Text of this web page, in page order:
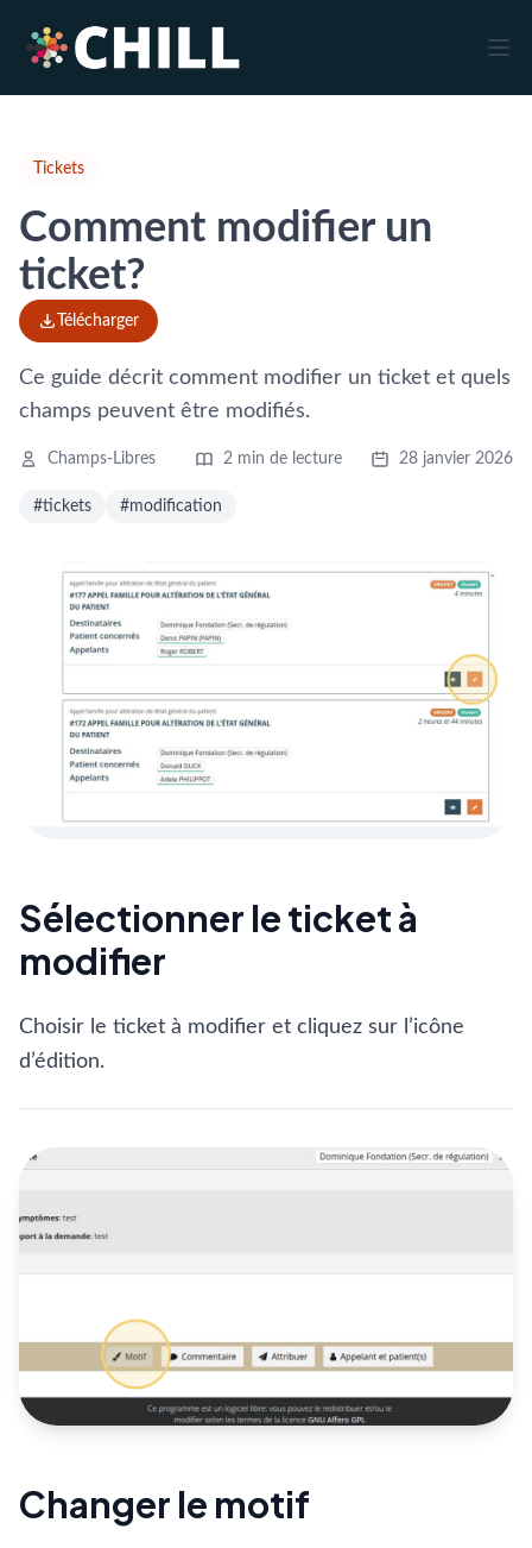
Tickets
Comment modifier un
ticket?
Télécharger
Ce guide décrit comment modifier un ticket et quels
champs peuvent être modifiés.
Champs-Libres 2 min de lecture 28 janvier 2026
#tickets #modification
Sélectionner le ticket à
modifier
Choisir le ticket à modifier et cliquez sur l’icône
d’édition.
Changer le motif